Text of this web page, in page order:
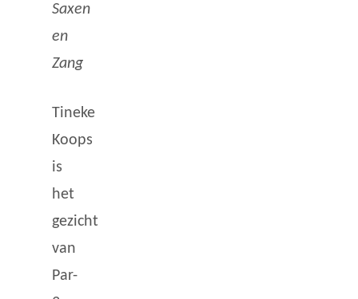
Saxen
en
Zang
Tineke
Koops
is
het
gezicht
van
Par-